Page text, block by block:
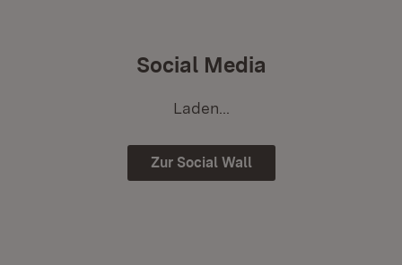
Social Media
Laden...
Zur Social Wall